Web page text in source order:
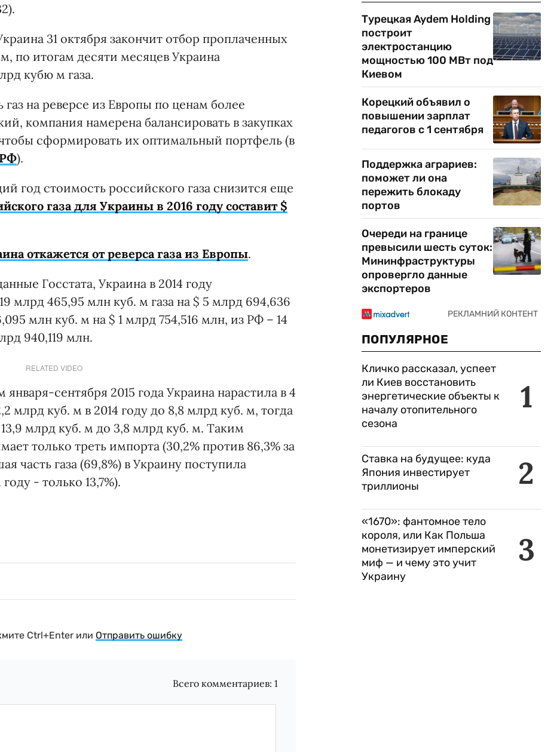
31 октября закончит отбор проплаченных
по итогам десяти месяцев Украина
кубю м газа.
на реверсе из Европы по ценам более
компания намерена балансировать в закупках
сформировать их оптимальный портфель (в
РФ).
год стоимость российского газа снизится еще
газа для Украины в 2016 году составит $
откажется от реверса газа из Европы.
Госстата, Украина в 2014 году
млрд 465,95 млн куб. м газа на $ 5 млрд 694,636
млн куб. м на $ 1 млрд 754,516 млн, из РФ – 14
940,119 млн.
RELATED VIDEO
сентября 2015 года Украина нарастила в 4
млрд куб. м в 2014 году до 8,8 млрд куб. м, тогда
млрд куб. м до 3,8 млрд куб. м. Таким
только треть импорта (30,2% против 86,3% за
часть газа (69,8%) в Украину поступила
- только 13,7%).
Ctrl+Enter или Отправить ошибку
Всего комментариев:1
Турецкая Aydem Holding
построит
электростанцию
мощностью 100 МВт под
Киевом
Корецкий объявил о
повышении зарплат
педагогов с 1 сентября
Поддержка аграриев:
поможет ли она
пережить блокаду
портов
Очереди на границе
превысили шесть суток:
Мининфраструктуры
опровергло данные
экспортеров
ПОПУЛЯРНОЕ
1
Кличко рассказал, успеет
ли Киев восстановить
энергетические объекты к
началу отопительного
сезона
2
Ставка на будущее: куда
Япония инвестирует
триллионы
3
«1670»: фантомное тело
короля, или Как Польша
монетизирует имперский
миф — и чему это учит
Украину